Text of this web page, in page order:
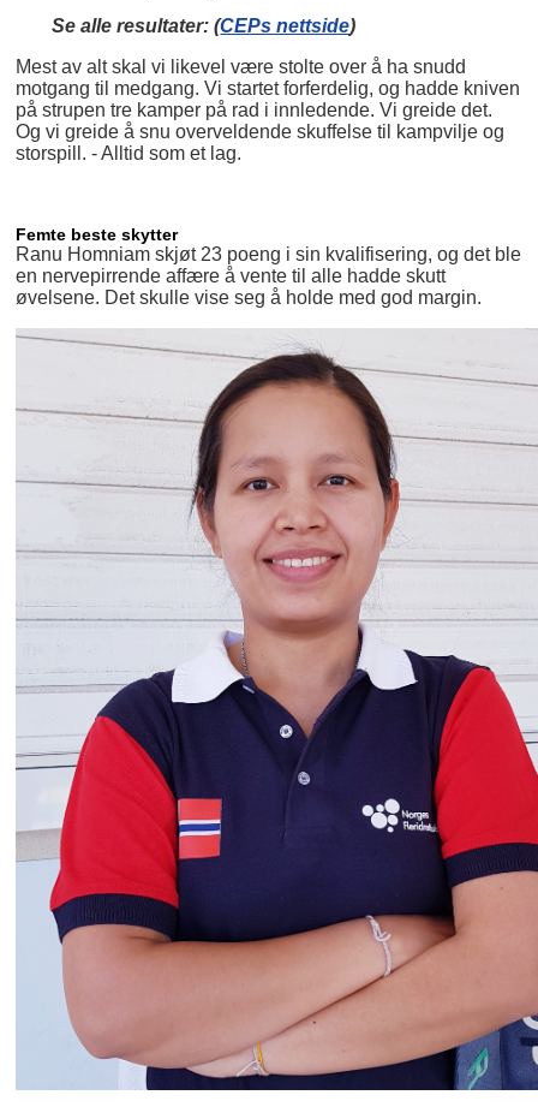
Se alle resultater: (CEPs nettside)
Mest av alt skal vi likevel være stolte over å ha snudd
motgang til medgang. Vi startet forferdelig, og hadde kniven
på strupen tre kamper på rad i innledende. Vi greide det.
Og vi greide å snu overveldende skuffelse til kampvilje og
storspill. - Alltid som et lag.
Femte beste skytter
Ranu Homniam skjøt 23 poeng i sin kvalifisering, og det ble
en nervepirrende affære å vente til alle hadde skutt
øvelsene. Det skulle vise seg å holde med god margin.